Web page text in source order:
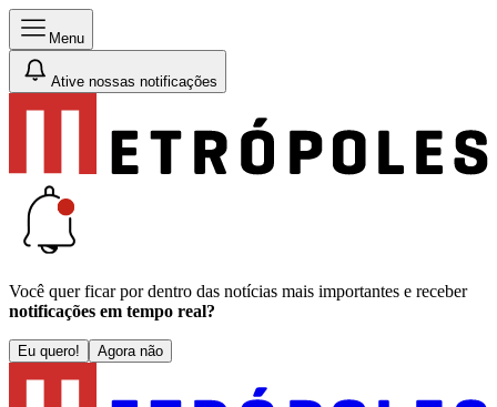
Menu
Ative nossas notificações
Você quer ficar por dentro das notícias mais importantes e receber
notificações em tempo real?
Eu quero! Agora não